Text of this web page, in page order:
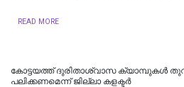
READ MORE
കോട്ടയത്ത് ദുരിതാശ്വാസ ക്യാമ്പുകള്‍
പലിക്കണമെന്ന് ജില്ലാ കളക്ടര്‍